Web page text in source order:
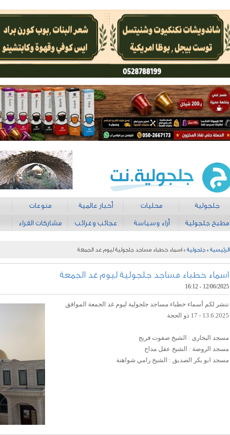
جلجولية محليات أخبار عالمية منوعات
مطبخ جلجولية أراء وسياسة عجائب وغرائب مشاركات القراء
الرئيسية » جلجولية » اسماء خطباء مساجد جلجولية ليوم غد الجمعة
اسماء خطباء مساجد جلجولية ليوم غد الجمعة
12/06/2025 - 16:12
ننشر لكم أسماء خطباء مساجد جلجولية ليوم غد الجمعة الموافق
13.6.2025 - 17 ذو الحجة
مسجد البخاري : الشيخ صفوت فريج
مسجد الروضة : الشيخ عقل مداح
مسجد ابو بكر الصديق : الشيخ رامي شواهنة